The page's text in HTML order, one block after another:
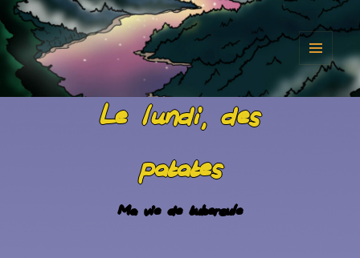
MENU
Le lundi, des
patates
Ma vie de tubercule